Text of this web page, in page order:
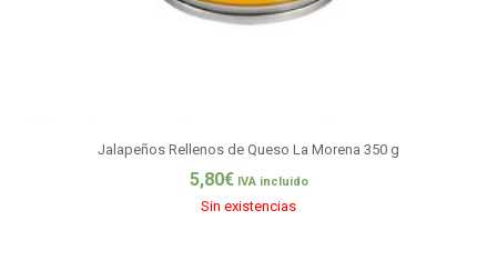
Jalapeños Rellenos de Queso La Morena 350 g
5,80€ IVA incluido
Sin existencias